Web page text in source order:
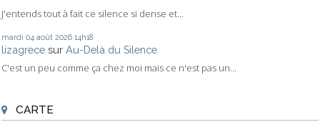
J'entends tout à fait ce silence si dense et...
mardi 04 août 2026 14h18
lizagrece sur Au-Delà du Silence
C'est un peu comme ça chez moi mais ce n'est pas un...
CARTE